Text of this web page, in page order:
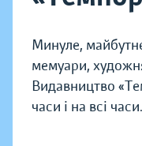
Минуле,
мемуари,
Видавництво
часи і на всі часи.